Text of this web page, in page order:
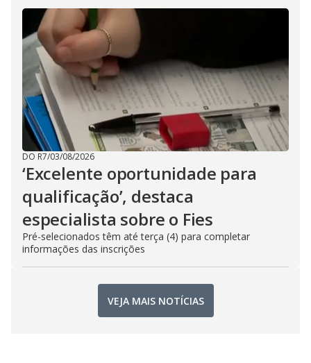
DO R7/03/08/2026
‘Excelente oportunidade para
qualificação’, destaca
especialista sobre o Fies
Pré-selecionados têm até terça (4) para completar
informações das inscrições
VEJA MAIS NOTÍCIAS